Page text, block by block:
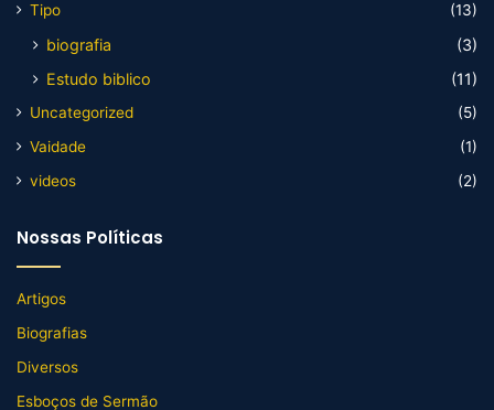
Tipo
(13)
biografia
(3)
Estudo biblico
(11)
Uncategorized
(5)
Vaidade
(1)
videos
(2)
Nossas Políticas
Artigos
Biografias
Diversos
Esboços de Sermão